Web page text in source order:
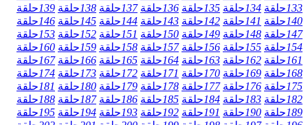
133حلقة 134حلقة 135حلقة 136حلقة 137حلقة 138حلقة 139حلقة
140حلقة 141حلقة 142حلقة 143حلقة 144حلقة 145حلقة 146حلقة
147حلقة 148حلقة 149حلقة 150حلقة 151حلقة 152حلقة 153حلقة
154حلقة 155حلقة 156حلقة 157حلقة 158حلقة 159حلقة 160حلقة
161حلقة 162حلقة 163حلقة 164حلقة 165حلقة 166حلقة 167حلقة
168حلقة 169حلقة 170حلقة 171حلقة 172حلقة 173حلقة 174حلقة
175حلقة 176حلقة 177حلقة 178حلقة 179حلقة 180حلقة 181حلقة
182حلقة 183حلقة 184حلقة 185حلقة 186حلقة 187حلقة 188حلقة
189حلقة 190حلقة 191حلقة 192حلقة 193حلقة 194حلقة 195حلقة